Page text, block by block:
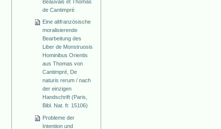
Beauvais et Thomas
de Cantimpré
Eine altfranzösische
moralisierende
Bearbeitung des
Liber de Monstruosis
Hominibus Orientis
aus Thomas von
Cantimpré, De
naturis rerum / nach
der einzigen
Handschrift (Paris,
Bibl. Nat. fr. 15106)
Probleme der
Intention und